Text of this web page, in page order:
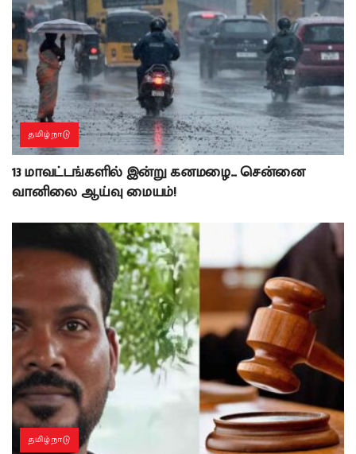
தமிழ்நாடு
13 மாவட்டங்களில் இன்று கனமழை… சென்னை
வானிலை ஆய்வு மையம்!
தமிழ்நாடு